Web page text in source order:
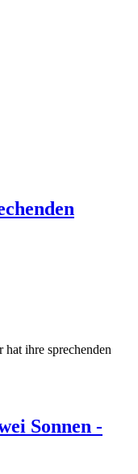
ihre sprechenden
Sonnen -